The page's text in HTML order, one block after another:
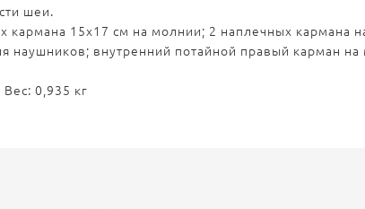
шеи.
кармана 15х17 см на молнии; 2 наплечных кармана
наушников; внутренний потайной правый карман
0,935 кг